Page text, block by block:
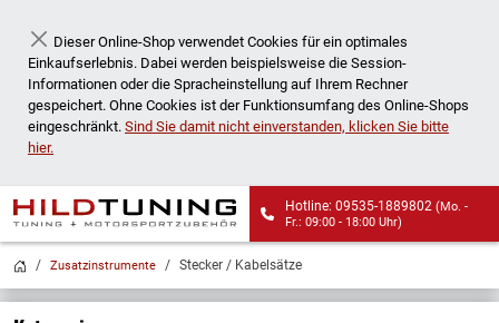
Schließen
Dieser Online-Shop verwendet Cookies für ein optimales
Einkaufserlebnis. Dabei werden beispielsweise die Session-
Informationen oder die Spracheinstellung auf Ihrem Rechner
gespeichert. Ohne Cookies ist der Funktionsumfang des Online-Shops
eingeschränkt. Sind Sie damit nicht einverstanden, klicken Sie bitte
hier.
Hotline: 09535-1889802(Mo. -
Fr.: 09:00 - 18:00 Uhr)
Wir liefern auch an
Zusatzinstrumente Stecker / Kabelsätze